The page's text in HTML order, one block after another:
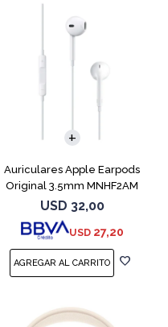
Auriculares Apple Earpods
Original 3.5mm MNHF2AM
USD 32,00
USD 27,20